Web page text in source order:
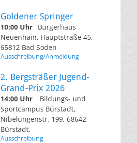
Goldener Springer
10:00 Uhr
Bürgerhaus
Neuenhain, Hauptstraße 45,
65812 Bad Soden
Ausschreibung/Anmeldung
2. Bergsträßer Jugend-
Grand-Prix 2026
14:00 Uhr
Bildungs- und
Sportcampus Bürstadt,
Nibelungenstr. 199, 68642
Bürstadt,
Ausschreibung